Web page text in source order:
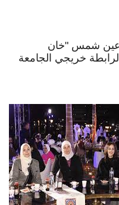
عين شمس "خان
خريجي الجامعة